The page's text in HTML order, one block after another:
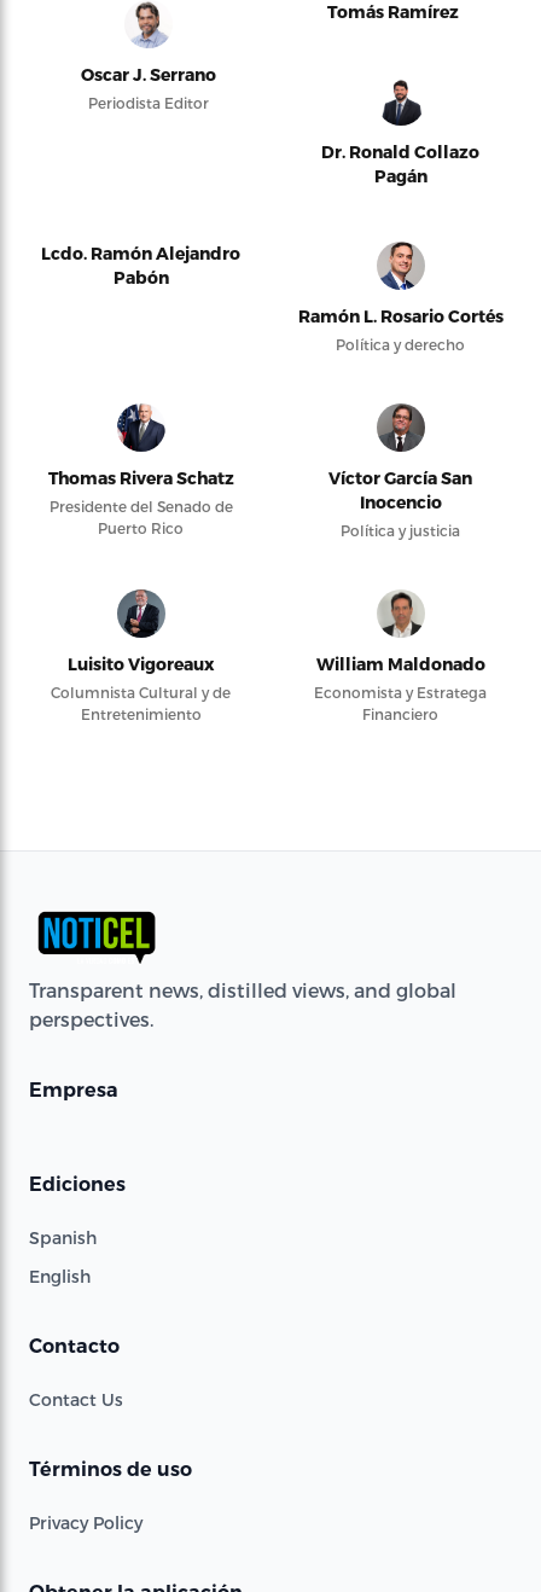
Oscar J. Serrano
Periodista Editor
Tomás Ramírez
Dr. Ronald Collazo
Pagán
Lcdo. Ramón Alejandro
Pabón
Ramón L. Rosario Cortés
Política y derecho
Thomas Rivera Schatz
Presidente del Senado de
Puerto Rico
Víctor García San
Inocencio
Política y justicia
Luisito Vigoreaux
Columnista Cultural y de
Entretenimiento
William Maldonado
Economista y Estratega
Financiero
Transparent news, distilled views, and global
perspectives.
Empresa
Ediciones
Spanish
English
Contacto
Contact Us
Términos de uso
Privacy Policy